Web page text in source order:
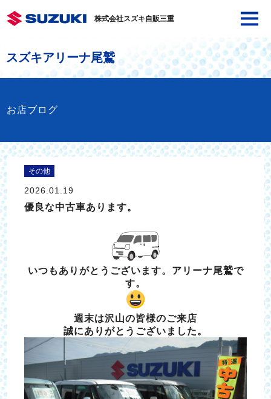
株式会社スズキ自販三重
スズキアリーナ尾鷲
お店ブログ
その他
2026.01.19
優良な中古車あります。
いつもありがとうございます。アリーナ尾鷲で
す。
週末は沢山の皆様のご来店
誠にありがとうございました。